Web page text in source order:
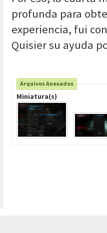
profunda para
experiencia, fui
Quisier su ayuda
Arquivos Anexados
Miniatura(s)